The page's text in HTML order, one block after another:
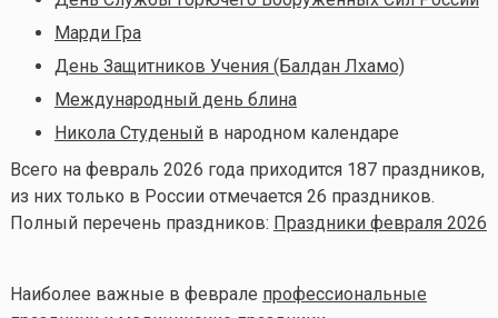
Марди Гра
День Защитников Учения (Балдан Лхамо)
Международный день блина
Никола Студеныйв народном календаре
Всего на февраль 2026 года приходится 187 праздников,
из них только в России отмечается 26 праздников.
Полный перечень праздников: Праздники февраля 2026
Наиболее важные в феврале профессиональные